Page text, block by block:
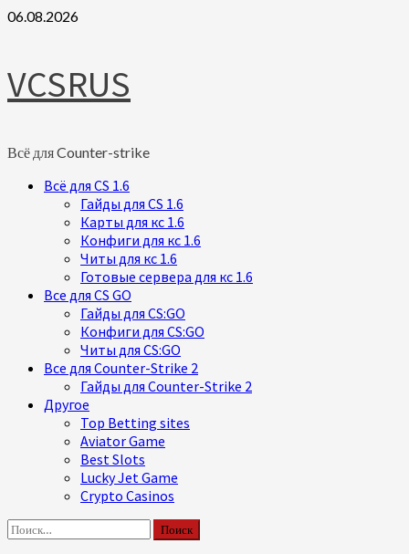
Skip
06.08.2026
VCSRUS
Всё для Counter-strike
PrimaryВсё для CS 1.6
Гайды для CS 1.6
Карты для кс 1.6
Конфиги для кс 1.6
Читы для кс 1.6
Готовые сервера для кс 1.6
Все для CS GO
Гайды для CS:GO
Конфиги для CS:GO
Читы для CS:GO
Все для Counter-Strike 2
Гайды для Counter-Strike 2
Другое
Top Betting sites
Aviator Game
Best Slots
Lucky Jet Game
Crypto Casinos
Найти: